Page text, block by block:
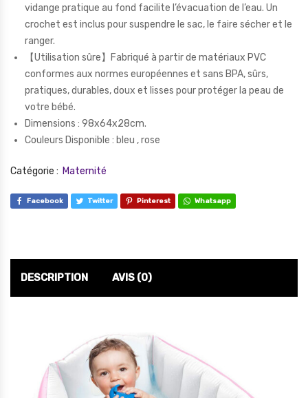
vidange pratique au fond facilite l’évacuation de l’eau. Un
crochet est inclus pour suspendre le sac, le faire sécher et le
ranger.
【Utilisation sûre】Fabriqué à partir de matériaux PVC
conformes aux normes européennes et sans BPA, sûrs,
pratiques, durables, doux et lisses pour protéger la peau de
votre bébé.
Dimensions : 98x64x28cm.
Couleurs Disponible : bleu , rose
Catégorie : Maternité
Facebook Twitter Pinterest Whatsapp
DESCRIPTION AVIS (0)